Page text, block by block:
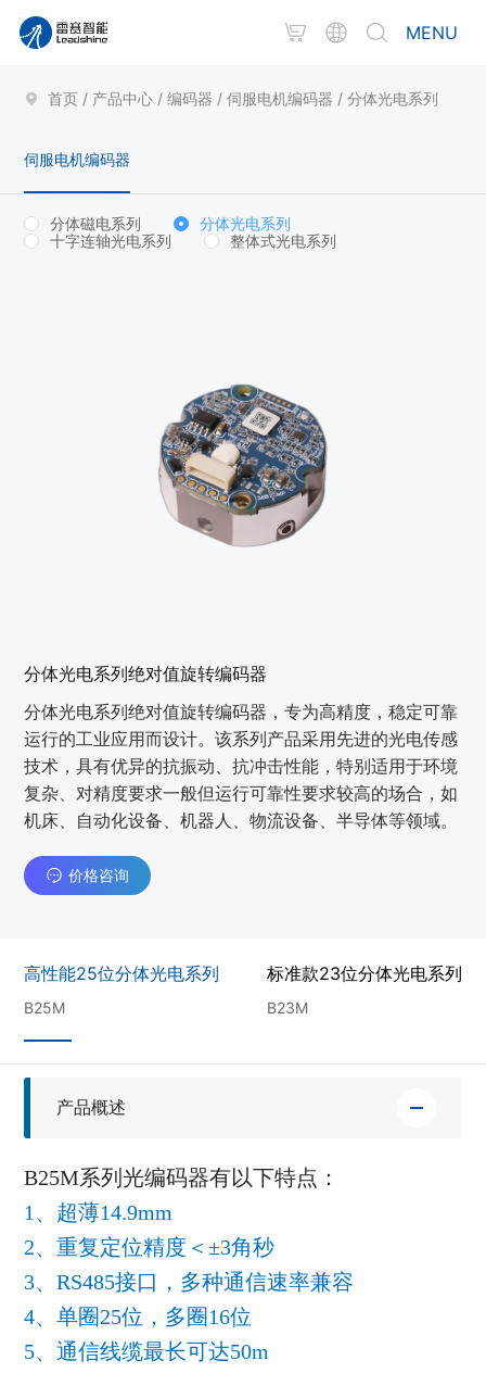
MENU
首页 / 产品中心 / 编码器 / 伺服电机编码器 / 分体光电系列
伺服电机编码器
分体磁电系列
分体光电系列
十字连轴光电系列
整体式光电系列
分体光电系列绝对值旋转编码器
分体光电系列绝对值旋转编码器，专为高精度，稳定可靠
运行的工业应用而设计。该系列产品采用先进的光电传感
技术，具有优异的抗振动、抗冲击性能，特别适用于环境
复杂、对精度要求一般但运行可靠性要求较高的场合，如
机床、自动化设备、机器人、物流设备、半导体等领域。
价格咨询
高性能25位分体光电系列
B25M
标准款23位分体光电系列
B23M
产品概述
B25M系列光编码器有以下特点：
1、超薄14.9mm
2、重复定位精度＜±3角秒
3、RS485接口，多种通信速率兼容
4、单圈25位，多圈16位
5、通信线缆最长可达50m